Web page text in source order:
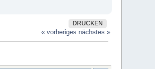
DRUCKEN
« vorheriges nächstes »